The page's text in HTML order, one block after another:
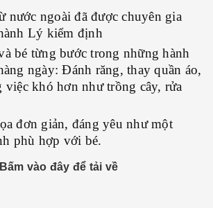
nước ngoài đã được chuyên gia
Lý kiểm định
bé từng bước trong những hành
ngày: Đánh răng, thay quần áo,
việc khó hơn như trồng cây, rửa
đơn giản, đáng yêu như một
phù hợp với bé.
Bấm vào đây để tải về